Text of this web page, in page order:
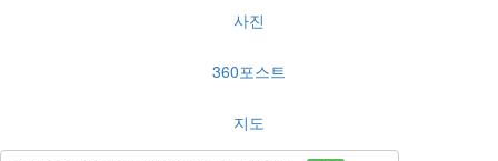
사진
360포스트
지도